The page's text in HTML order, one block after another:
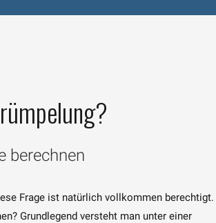
berechnen
Frage ist natürlich vollkommen berechtigt.
Grundlegend versteht man unter einer